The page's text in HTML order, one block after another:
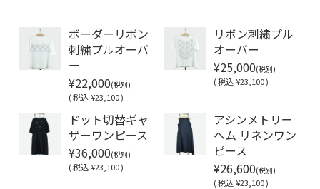
ボーダーリボン
刺繍プルオーバ
ー
¥22,000(税別)
(税込¥23,100 )
リボン刺繍プル
オーバー
¥25,000(税別)
(税込 ¥23,100 )
ドット切替ギャ
ザーワンピース
¥36,000(税別)
(税込¥23,100 )
アシンメトリー
ヘム リネンワン
ピース
¥26,600(税別)
(税込 ¥23,100 )